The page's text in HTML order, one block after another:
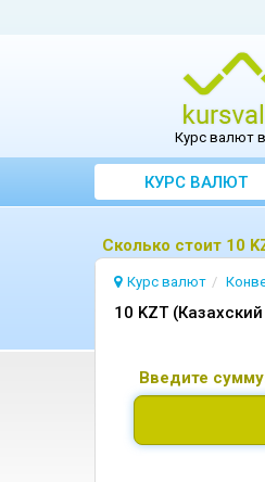
Курс валют
КУРС ВАЛЮТ
Сколько стоит 10
Курс валют
10 KZT
Введите